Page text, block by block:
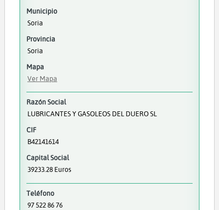
Municipio
Soria
Provincia
Soria
Mapa
Ver Mapa
Razón Social
LUBRICANTES Y GASOLEOS DEL DUERO SL
CIF
B42141614
Capital Social
39233.28 Euros
Teléfono
97 522 86 76